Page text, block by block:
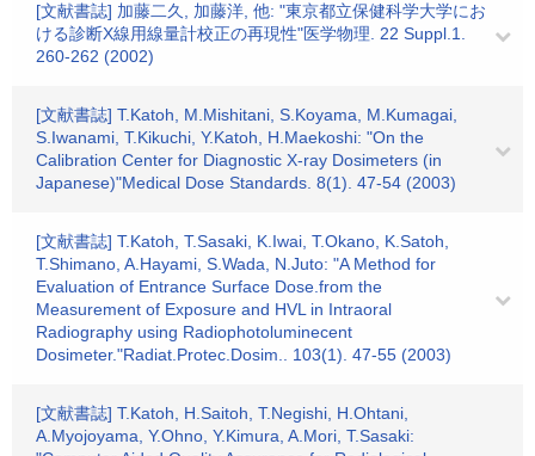
[文献書誌] 加藤二久, 加藤洋, 他: "東京都立保健科学大学にお
ける診断X線用線量計校正の再現性"医学物理. 22 Suppl.1.
260-262 (2002)
[文献書誌] T.Katoh, M.Mishitani, S.Koyama, M.Kumagai,
S.Iwanami, T.Kikuchi, Y.Katoh, H.Maekoshi: "On the
Calibration Center for Diagnostic X-ray Dosimeters (in
Japanese)"Medical Dose Standards. 8(1). 47-54 (2003)
[文献書誌] T.Katoh, T.Sasaki, K.Iwai, T.Okano, K.Satoh,
T.Shimano, A.Hayami, S.Wada, N.Juto: "A Method for
Evaluation of Entrance Surface Dose.from the
Measurement of Exposure and HVL in Intraoral
Radiography using Radiophotoluminecent
Dosimeter."Radiat.Protec.Dosim.. 103(1). 47-55 (2003)
[文献書誌] T.Katoh, H.Saitoh, T.Negishi, H.Ohtani,
A.Myojoyama, Y.Ohno, Y.Kimura, A.Mori, T.Sasaki: